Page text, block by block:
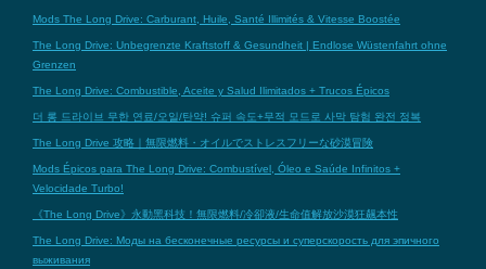
Mods The Long Drive: Carburant, Huile, Santé Illimités & Vitesse Boostée
The Long Drive: Unbegrenzte Kraftstoff & Gesundheit | Endlose Wüstenfahrt ohne
Grenzen
The Long Drive: Combustible, Aceite y Salud Ilimitados + Trucos Épicos
더 롱 드라이브 무한 연료/오일/탄약! 슈퍼 속도+무적 모드로 사막 탐험 완전 정복
The Long Drive 攻略｜無限燃料・オイルでストレスフリーな砂漠冒険
Mods Épicos para The Long Drive: Combustível, Óleo e Saúde Infinitos +
Velocidade Turbo!
《The Long Drive》永動黑科技！無限燃料/冷卻液/生命值解放沙漠狂飆本性
The Long Drive: Моды на бесконечные ресурсы и суперскорость для эпичного
выживания